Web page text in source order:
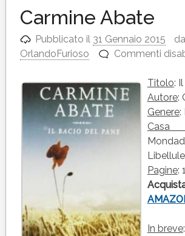
Carmine Abate
Pubblicato il 31 Gennaio 2015
da
OrlandoFurioso
Commenti
Titolo:
Autore:
Genere:
Libellule
Pagine:
In breve: